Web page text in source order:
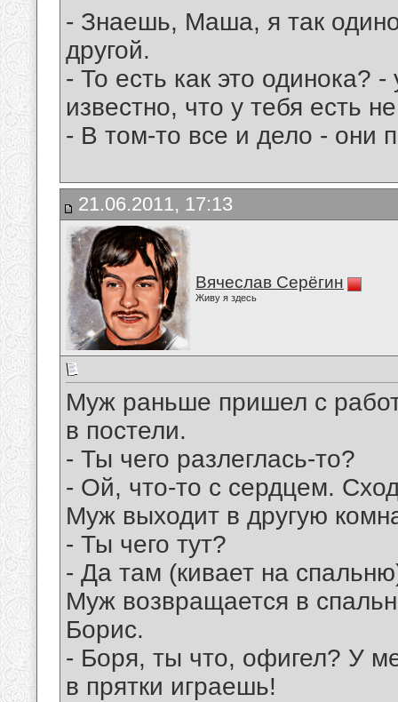
- Знаешь, Маша, я так
другой.
- То есть как это одинока?
известно, что у тебя есть
- В том-то все и дело - они
21.06.2011, 17:13
Вячеслав Серёгин
Живу я здесь
Муж раньше пришел с
в постели.
- Ты чего разлеглась-то?
- Ой, что-то с сердцем.
Муж выходит в другую
- Ты чего тут?
- Да там (кивает на
Муж возвращается в
Борис.
- Боря, ты что, офигел? У
в прятки играешь!